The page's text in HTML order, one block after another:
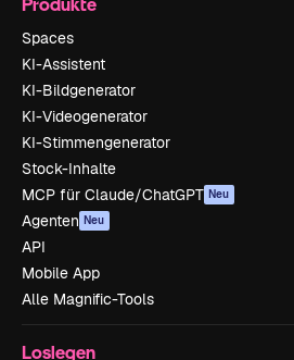
Spaces
KI-Assistent
KI-Bildgenerator
KI-Videogenerator
KI-Stimmengenerator
Stock-Inhalte
MCP für Claude/ChatGPT Neu
Agenten Neu
API
Mobile App
Alle Magnific-Tools
Loslegen